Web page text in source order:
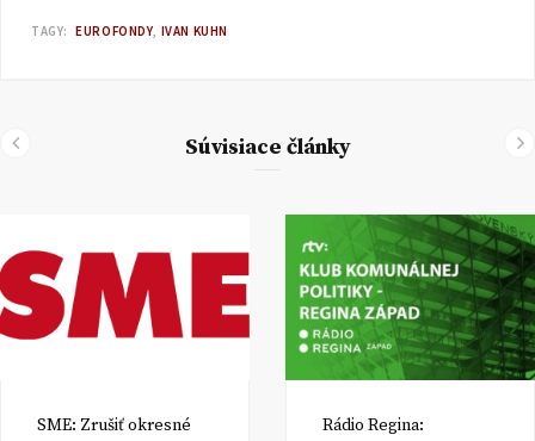
TAGY: EUROFONDY IVAN KUHN
Súvisiace články
SME: Zrušiť okresné
Rádio Regina: